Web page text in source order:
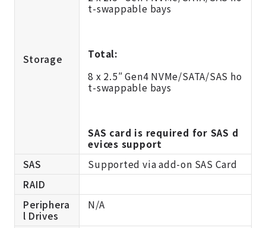
Storage
t-swappable bays
Total:
8 x 2.5″ Gen4 NVMe/SATA/SAS ho
t-swappable bays
SAS card is required for SAS d
evices support
SAS
Supported via add-on SAS Card
RAID
Periphera
l Drives
N/A